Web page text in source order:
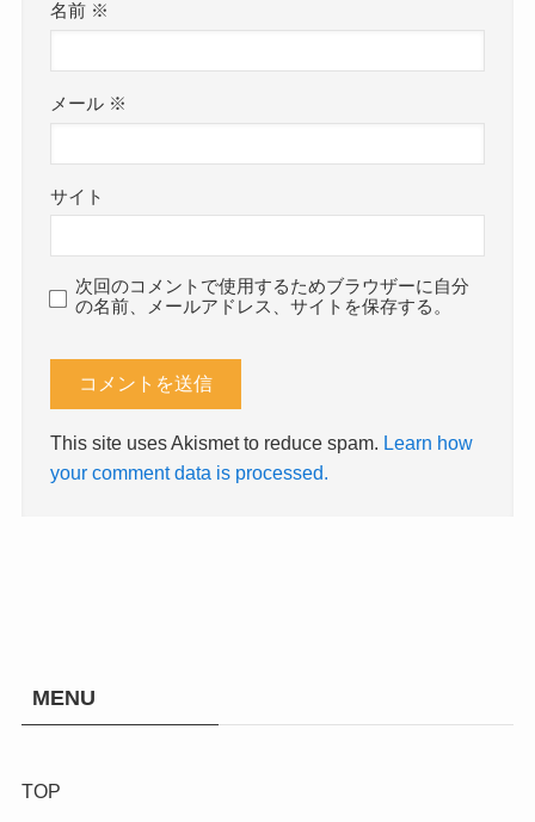
名前 ※
メール ※
サイト
次回のコメントで使用するためブラウザーに自分
の名前、メールアドレス、サイトを保存する。
This site uses Akismet to reduce spam. Learn how
your comment data is processed.
MENU
TOP